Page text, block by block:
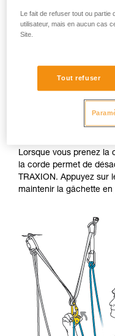
2. Mise en charge
désactivation de
Lorsque vous prenez la
la corde permet de
TRAXION. Appuyez sur
maintenir la gâchette en
Le fait de refuser tout ou
utilisateur, mais en aucun cas
Site.
Tout refuser